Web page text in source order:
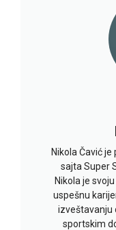
Nikola Čavić
sajta Super
Nikola je
uspešnu
izveštavanju
sportskim